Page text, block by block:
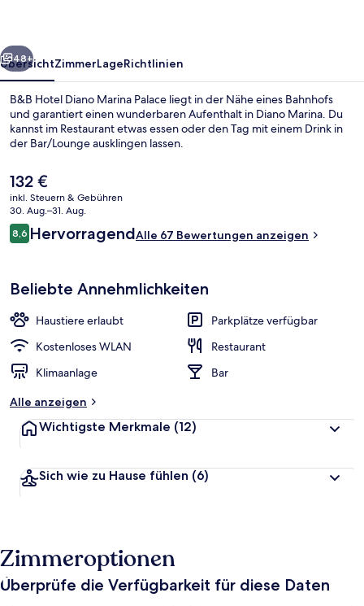
Innenbereich
Weiter
48+
ÜbersichtZimmerLageRichtlinien
B&B Hotel Diano Marina Palace liegt in der Nähe eines Bahnhofs
und garantiert einen wunderbaren Aufenthalt in Diano Marina. Du
kannst im Restaurant etwas essen oder den Tag mit einem Drink in
der Bar/Lounge ausklingen lassen.
Der
aktuelle
Preis
beträgt
132 €.
132 €
inkl. Steuern & Gebühren
30. Aug.–31. Aug.
Bewertungen
8,68,6 von 10.
HervorragendAlle 67 Bewertungen anzeigen
Beliebte Annehmlichkeiten
Haustiere erlaubt
Parkplätze verfügbar
Kostenloses WLAN
Restaurant
Klimaanlage
Bar
Alle anzeigen
Wichtigste Merkmale (12)
Sich wie zu Hause fühlen (6)
Zimmeroptionen
Überprüfe die Verfügbarkeit für diese Daten